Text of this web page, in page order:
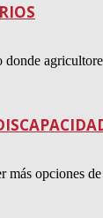
opciones